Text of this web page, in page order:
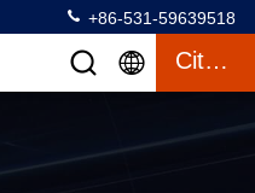
+86-531-59639518
Citaat